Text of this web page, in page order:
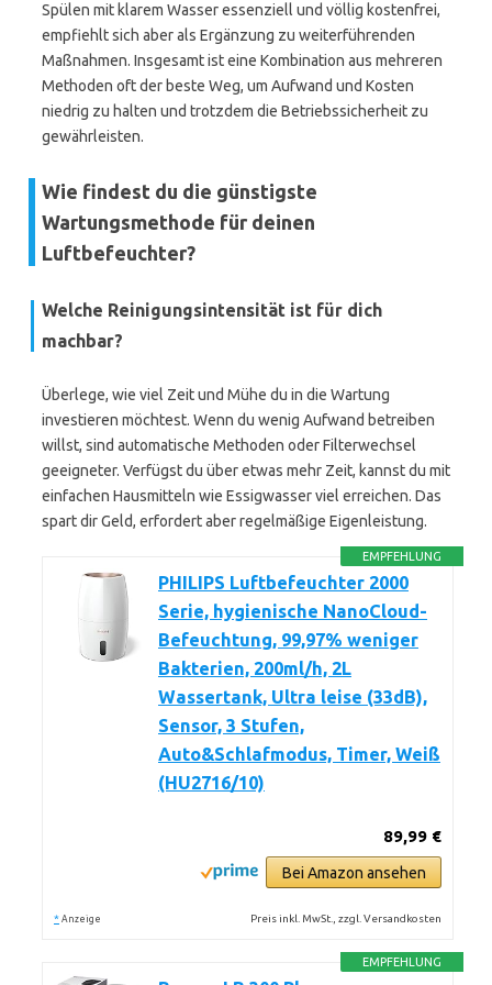
Spülen mit klarem Wasser essenziell und völlig kostenfrei,
empfiehlt sich aber als Ergänzung zu weiterführenden
Maßnahmen. Insgesamt ist eine Kombination aus mehreren
Methoden oft der beste Weg, um Aufwand und Kosten
niedrig zu halten und trotzdem die Betriebssicherheit zu
gewährleisten.
Wie findest du die günstigste
Wartungsmethode für deinen
Luftbefeuchter?
Welche Reinigungsintensität ist für dich
machbar?
Überlege, wie viel Zeit und Mühe du in die Wartung
investieren möchtest. Wenn du wenig Aufwand betreiben
willst, sind automatische Methoden oder Filterwechsel
geeigneter. Verfügst du über etwas mehr Zeit, kannst du mit
einfachen Hausmitteln wie Essigwasser viel erreichen. Das
spart dir Geld, erfordert aber regelmäßige Eigenleistung.
EMPFEHLUNG
PHILIPS Luftbefeuchter 2000
Serie, hygienische NanoCloud-
Befeuchtung, 99,97% weniger
Bakterien, 200ml/h, 2L
Wassertank, Ultra leise (33dB),
Sensor, 3 Stufen,
Auto&Schlafmodus, Timer, Weiß
(HU2716/10)
89,99 €
Bei Amazon ansehen
* Anzeige Preis inkl. MwSt., zzgl. Versandkosten
EMPFEHLUNG